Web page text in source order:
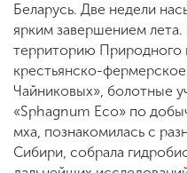
Беларусь. Две недели
ярким завершением
территорию Природного
крестьянско-
Чайниковых», болотные
«Sphagnum Eco» по
мха, познакомилась с
Сибири, собрала